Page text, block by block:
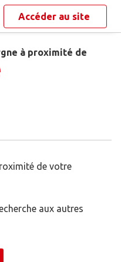
Accéder au site
à proximité de
de votre
aux autres